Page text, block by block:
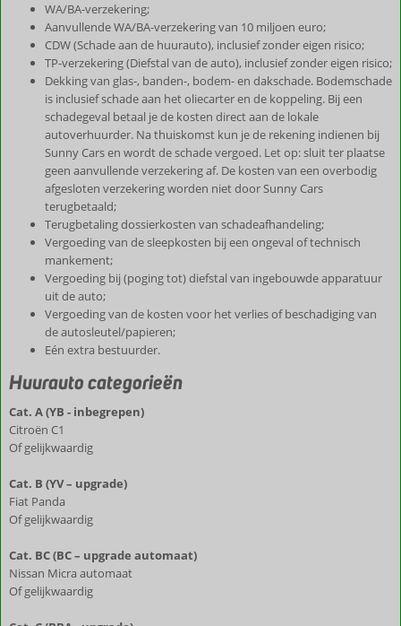
WA/BA-verzekering;
Aanvullende WA/BA-verzekering van 10 miljoen euro;
CDW (Schade aan de huurauto), inclusief zonder eigen risico;
TP-verzekering (Diefstal van de auto), inclusief zonder eigen risico;
Dekking van glas-, banden-, bodem- en dakschade. Bodemschade
is inclusief schade aan het oliecarter en de koppeling. Bij een
schadegeval betaal je de kosten direct aan de lokale
autoverhuurder. Na thuiskomst kun je de rekening indienen bij
Sunny Cars en wordt de schade vergoed. Let op: sluit ter plaatse
geen aanvullende verzekering af. De kosten van een overbodig
afgesloten verzekering worden niet door Sunny Cars
terugbetaald;
Terugbetaling dossierkosten van schadeafhandeling;
Vergoeding van de sleepkosten bij een ongeval of technisch
mankement;
Vergoeding bij (poging tot) diefstal van ingebouwde apparatuur
uit de auto;
Vergoeding van de kosten voor het verlies of beschadiging van
de autosleutel/papieren;
Eén extra bestuurder.
Huurauto categorieën
Cat. A (YB - inbegrepen)
Citroën C1
Of gelijkwaardig
Cat. B (YV – upgrade)
Fiat Panda
Of gelijkwaardig
Cat. BC (BC – upgrade automaat)
Nissan Micra automaat
Of gelijkwaardig